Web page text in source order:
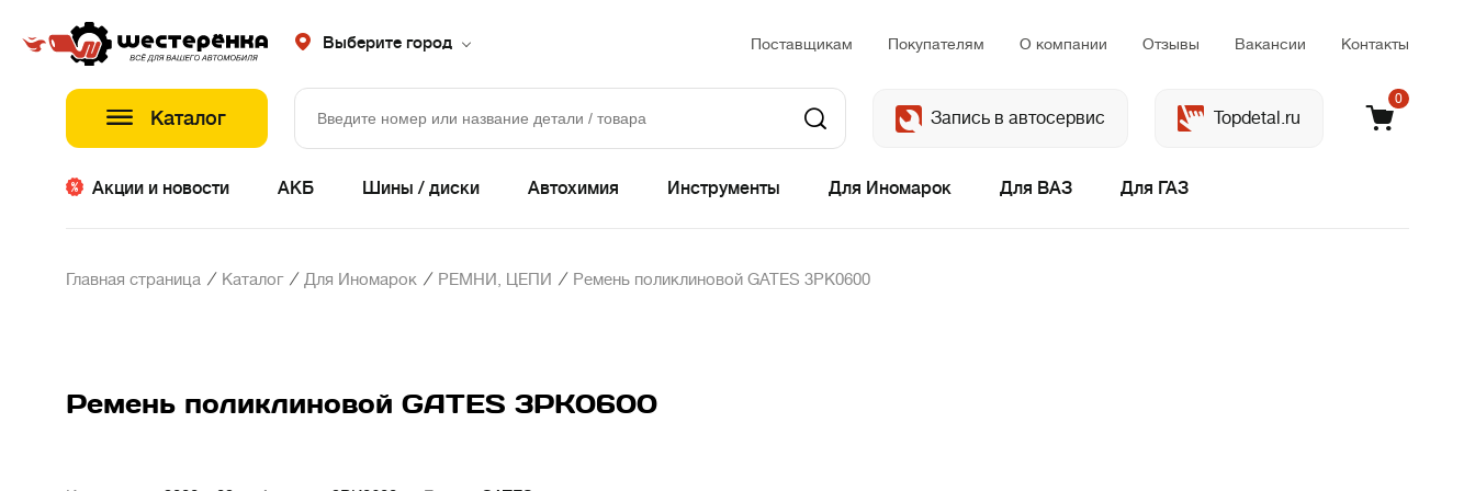
Выберите город Поставщикам Покупателям О компании Отзывы Вакансии Контакты
Каталог Запись в автосервис Topdetal.ru
0
Акции и новости АКБ Шины / диски Автохимия Инструменты Для Иномарок Для ВАЗ Для ГАЗ
Главная страница / Каталог / Для Иномарок / РЕМНИ, ЦЕПИ / Ремень поликлиновой GATES 3PK0600
Ремень поликлиновой GATES 3PK0600